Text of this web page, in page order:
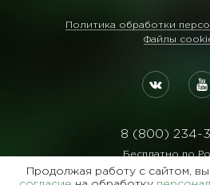
Политика обработки
Файлы
8 (800) 234-
Бесплатно по
Реквизиты:
Продолжая работу с сайтом,